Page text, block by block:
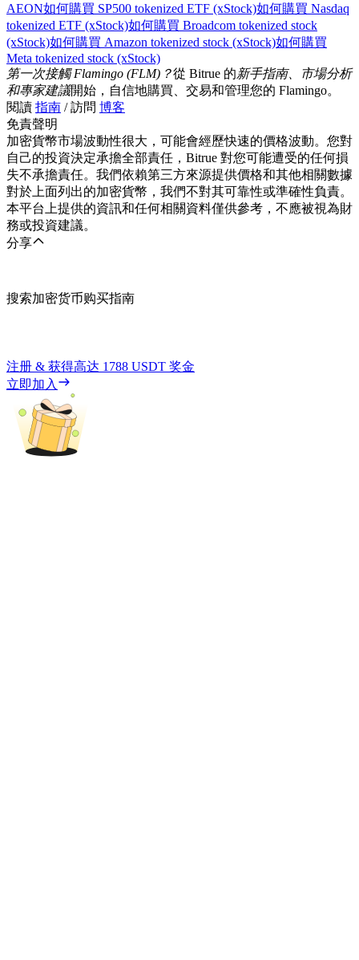
AEON如何購買 SP500 tokenized ETF (xStock)如何購買 Nasdaq
tokenized ETF (xStock)如何購買 Broadcom tokenized stock
(xStock)如何購買 Amazon tokenized stock (xStock)如何購買
Meta tokenized stock (xStock)
第一次接觸 Flamingo (FLM)？從 Bitrue 的新手指南、市場分析
和專家建議開始，自信地購買、交易和管理您的 Flamingo。
閱讀 指南 / 訪問 博客
免責聲明
加密貨幣市場波動性很大，可能會經歷快速的價格波動。您對
自己的投資決定承擔全部責任，Bitrue 對您可能遭受的任何損
失不承擔責任。我們依賴第三方來源提供價格和其他相關數據
對於上面列出的加密貨幣，我們不對其可靠性或準確性負責。
本平台上提供的資訊和任何相關資料僅供參考，不應被視為財
務或投資建議。
分享
搜索加密货币购买指南
注册 & 获得高达 1788 USDT 奖金
立即加入